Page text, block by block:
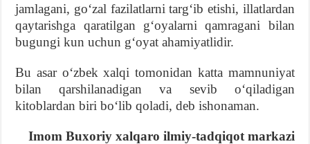
jamlagani, goʻzal fazilatlarni targʻib etishi, illatlardan
qaytarishga qaratilgan gʻoyalarni qamragani bilan
bugungi kun uchun gʻoyat ahamiyatlidir.
Bu asar oʻzbek xalqi tomonidan katta mamnuniyat
bilan qarshilanadigan va sevib oʻqiladigan
kitoblardan biri boʻlib qoladi, deb ishonaman.
Imom Buxoriy xalqaro ilmiy-tadqiqot markazi